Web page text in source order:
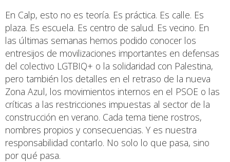
En Calp, esto no es teoría. Es práctica. Es calle. Es
plaza. Es escuela. Es centro de salud. Es vecino. En
las últimas semanas hemos podido conocer los
entresijos de movilizaciones importantes en defensas
del colectivo LGTBIQ+ o la solidaridad con Palestina,
pero también los detalles en el retraso de la nueva
Zona Azul, los movimientos internos en el PSOE o las
críticas a las restricciones impuestas al sector de la
construcción en verano. Cada tema tiene rostros,
nombres propios y consecuencias. Y es nuestra
responsabilidad contarlo. No solo lo que pasa, sino
por qué pasa.